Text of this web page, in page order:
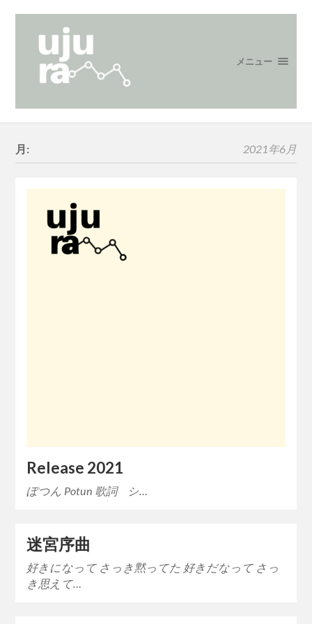
メニュー
月: 2021年6月
Release 2021
ぽつん Potun 歌詞 シ…
迷宮序曲
好きになって さっき黙ってた 好きだなって さっ
き思えて…